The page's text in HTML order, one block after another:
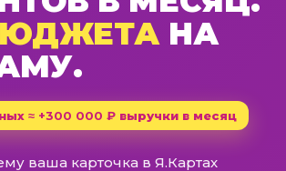
НА
≈ +300 000 ₽ выручки в месяц
ваша карточка в Я.Картах